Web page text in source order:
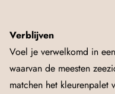
Verblijven
Voel je verwelkomd in
waarvan de meesten
matchen het kleurenpalet